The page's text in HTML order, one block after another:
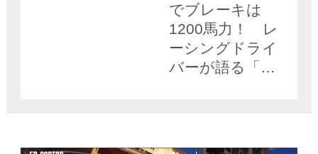
でブレーキは
1200馬力！ レ
ーシングドライ
バーが語る「制